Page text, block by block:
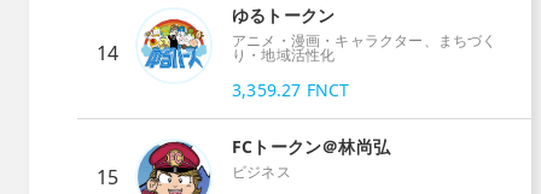
14
ゆるトークン
アニメ・漫画・キャラクター、まちづく
り・地域活性化
3,359.27 FNCT
15
FCトークン＠林尚弘
ビジネス